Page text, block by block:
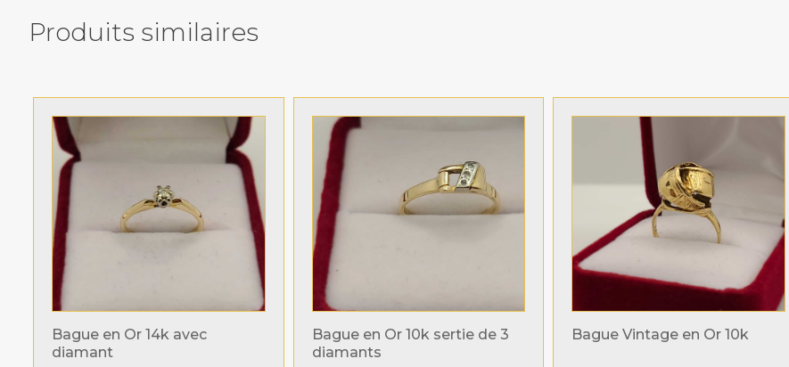
Produits similaires
Bague en Or 14k avec
diamant
Bague en Or 10k sertie de 3
diamants
Bague Vintage en Or 10k